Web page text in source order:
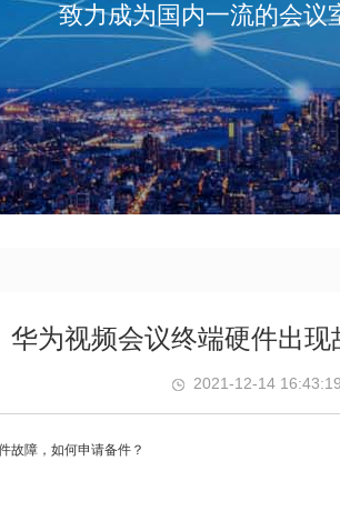
致力成为国内一流的会议
华为视频会议终端硬件出
2021-12-14 16:43:19
故障，如何申请备件？